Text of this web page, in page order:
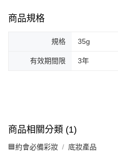
商品規格
規格 35g
有效期間限 3年
商品相關分類 (1)
🟦約會必備彩妝 底妝產品